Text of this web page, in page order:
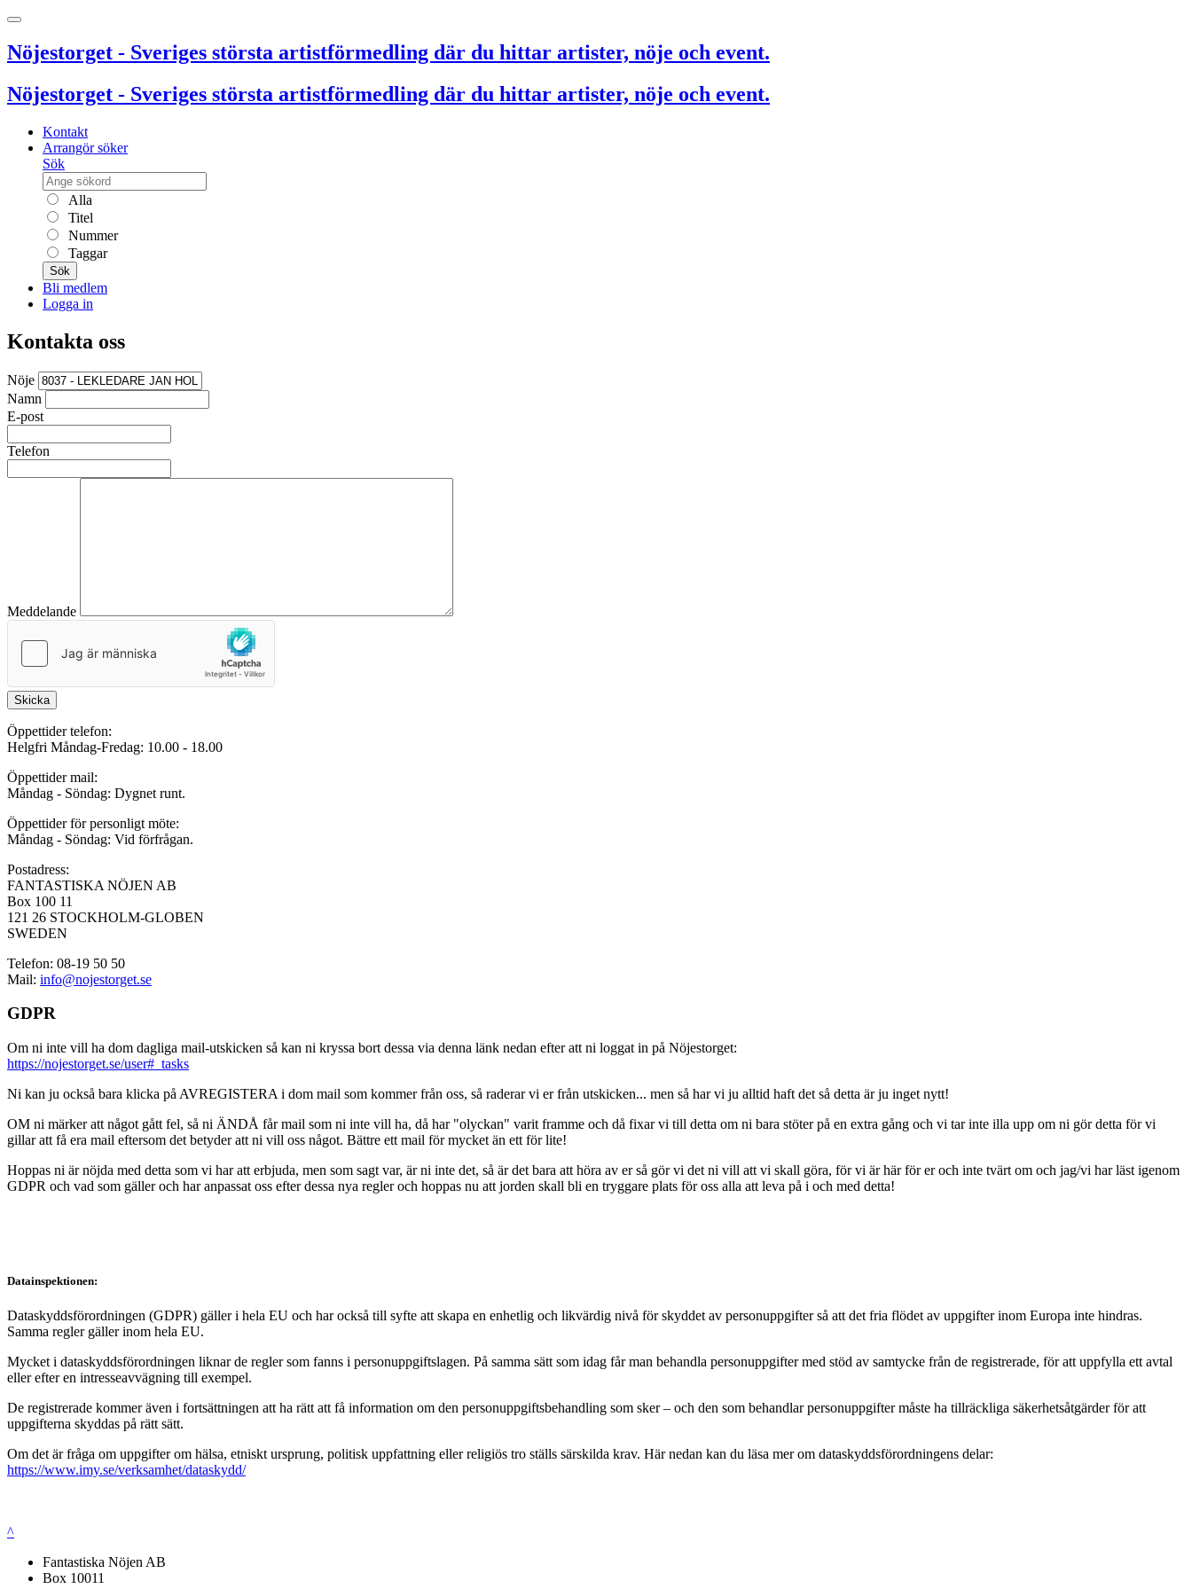
Nöjestorget - Sveriges största artistförmedling där du hittar artister, nöje och event.
Nöjestorget - Sveriges största artistförmedling där du hittar artister, nöje och event.
Kontakt
Arrangör söker
Sök
Alla
Titel
Nummer
Taggar
Sök
Bli medlem
Logga in
Kontakta oss
Nöje
Namn
E-post
Telefon
Meddelande
Skicka
Öppettider telefon:
Helgfri Måndag-Fredag: 10.00 - 18.00
Öppettider mail:
Måndag - Söndag: Dygnet runt.
Öppettider för personligt möte:
Måndag - Söndag: Vid förfrågan.
Postadress:
FANTASTISKA NÖJEN AB
Box 100 11
121 26 STOCKHOLM-GLOBEN
SWEDEN
Telefon: 08-19 50 50
Mail: info@nojestorget.se
GDPR
Om ni inte vill ha dom dagliga mail-utskicken så kan ni kryssa bort dessa via denna länk nedan efter att ni loggat in på Nöjestorget:
https://nojestorget.se/user#_tasks
Ni kan ju också bara klicka på AVREGISTERA i dom mail som kommer från oss, så raderar vi er från utskicken... men så har vi ju alltid haft det så detta är ju inget nytt!
OM ni märker att något gått fel, så ni ÄNDÅ får mail som ni inte vill ha, då har "olyckan" varit framme och då fixar vi till detta om ni bara stöter på en extra gång och vi tar inte illa upp om ni gör detta för vi
gillar att få era mail eftersom det betyder att ni vill oss något. Bättre ett mail för mycket än ett för lite!
Hoppas ni är nöjda med detta som vi har att erbjuda, men som sagt var, är ni inte det, så är det bara att höra av er så gör vi det ni vill att vi skall göra, för vi är här för er och inte tvärt om och jag/vi har läst igenom
GDPR och vad som gäller och har anpassat oss efter dessa nya regler och hoppas nu att jorden skall bli en tryggare plats för oss alla att leva på i och med detta!
Datainspektionen:
Dataskyddsförordningen (GDPR) gäller i hela EU och har också till syfte att skapa en enhetlig och likvärdig nivå för skyddet av personuppgifter så att det fria flödet av uppgifter inom Europa inte hindras.
Samma regler gäller inom hela EU.
Mycket i dataskyddsförordningen liknar de regler som fanns i personuppgiftslagen. På samma sätt som idag får man behandla personuppgifter med stöd av samtycke från de registrerade, för att uppfylla ett avtal
eller efter en intresseavvägning till exempel.
De registrerade kommer även i fortsättningen att ha rätt att få information om den personuppgiftsbehandling som sker – och den som behandlar personuppgifter måste ha tillräckliga säkerhetsåtgärder för att
uppgifterna skyddas på rätt sätt.
Om det är fråga om uppgifter om hälsa, etniskt ursprung, politisk uppfattning eller religiös tro ställs särskilda krav. Här nedan kan du läsa mer om dataskyddsförordningens delar:
https://www.imy.se/verksamhet/dataskydd/
^
Fantastiska Nöjen AB
Box 10011